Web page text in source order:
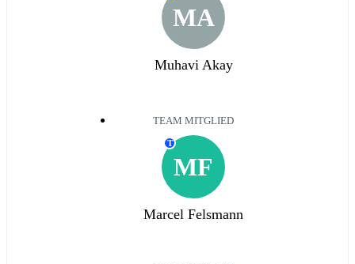
MA
Muhavi Akay
TEAM MITGLIED
MF
T
Marcel Felsmann